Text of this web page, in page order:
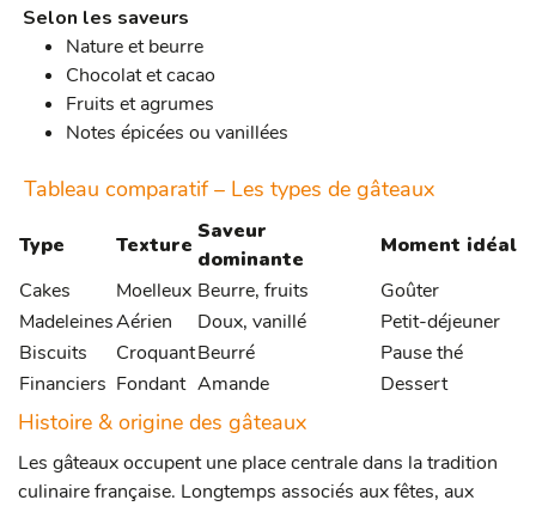
Selon les saveurs
Nature et beurre
Chocolat et cacao
Fruits et agrumes
Notes épicées ou vanillées
Tableau comparatif – Les types de gâteaux
Type Texture
Saveur
dominante
Moment idéal
Cakes
Moelleux Beurre, fruits
Goûter
MadeleinesAérien Doux, vanillé
Petit-déjeuner
Biscuits
CroquantBeurré
Pause thé
Financiers Fondant Amande Dessert
Histoire & origine des gâteaux
Les gâteaux occupent une place centrale dans la tradition
culinaire française. Longtemps associés aux fêtes, aux